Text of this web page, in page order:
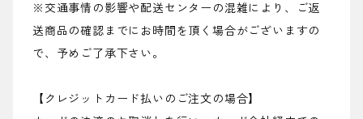
※交通事情の影響や配送センターの混雑により、ご返
送商品の確認までにお時間を頂く場合がございますの
で、予めご了承下さい。
【クレジットカード払いのご注文の場合】